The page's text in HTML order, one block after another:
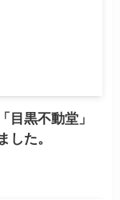
目黒不動堂」
した。